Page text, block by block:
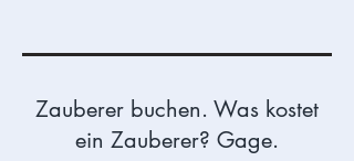
Zauberer buchen. Was kostet
ein Zauberer? Gage.